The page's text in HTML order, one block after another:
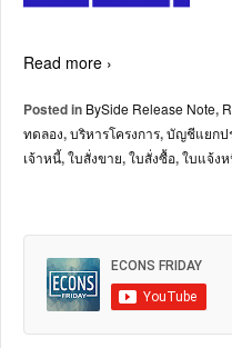
Read more ›
Posted in BySide Release Note,
ทดลอง,บริหารโครงการ,บัญชีแยกป
เจ้าหนี้,ใบสั่งขาย,ใบสั่งซื้อ,ใบแจ้ง